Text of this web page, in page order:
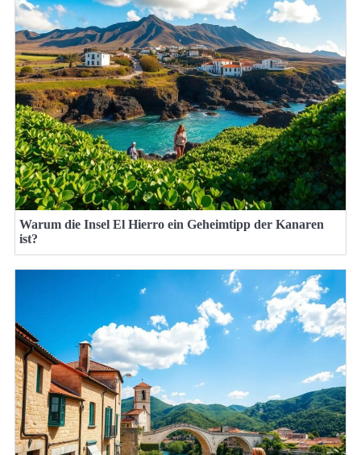
Warum die Insel El Hierro ein Geheimtipp der Kanaren
ist?